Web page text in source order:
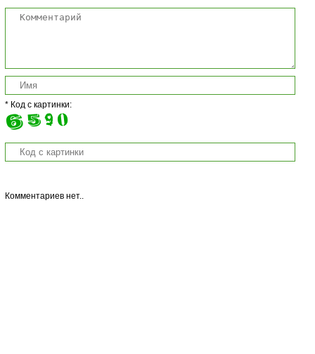
* Код с картинки:
Комментариев нет..